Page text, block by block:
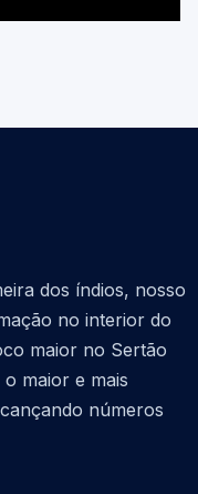
dos índios, nosso
no interior do
maior no Sertão
maior e mais
números